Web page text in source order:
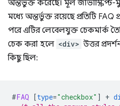
অন্তর্ভুক্ত করেছে। মূল জাভাস্ক্রিপ্ট-
মধ্যে অন্তর্ভুক্ত রয়েছে প্রতিটি FAQ
পরে এটির লেবেলযুক্ত চেকমার্ক
চেক করা হলে <div> উত্তর
কিছু ছিল:
#FAQ [type="checkbox" ] +